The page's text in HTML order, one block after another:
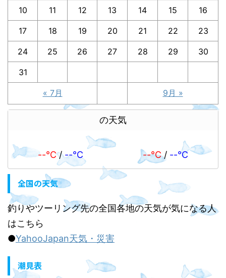
10 11 12 13 14 15 16
17 18 19 20 21 22 23
24 25 26 27 28 29 30
31
« 7月 9月 »
の天気
--℃/--℃ --℃/ --℃
全国の天気
釣りやツーリング先の全国各地の天気が気になる人
はこちら
●YahooJapan天気・災害
潮見表